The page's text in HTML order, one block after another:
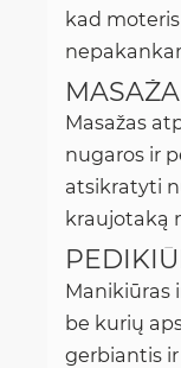
kad moteris
Masažas
nugaros ir
atsikratyti
kraujotaką
Manikiūras
be kurių
gerbiantis